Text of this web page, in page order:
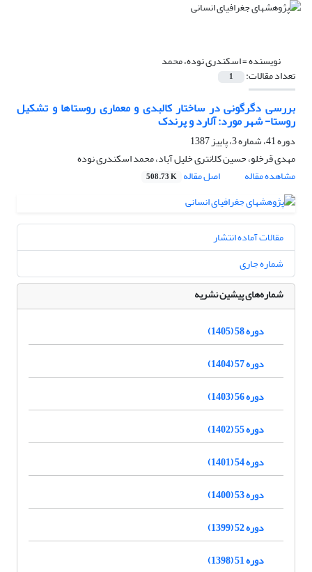
نویسنده =اسکندری نوده، محمد
تعداد مقالات: 1
بررسی دگرگونی در ساختار کالبدی و معماری روستاها و تشکیل
روستا- شهر مورد: آلارد و پرندک
دوره 41، شماره 3، پاییز 1387
مهدی قرخلو، حسین کلانتری خلیل آباد، محمد اسکندری نوده
مشاهده مقاله
اصل مقاله 508.73 K
مقالات آماده انتشار
شماره جاری
شماره‌های پیشین نشریه
دوره 58 (1405)
دوره 57 (1404)
دوره 56 (1403)
دوره 55 (1402)
دوره 54 (1401)
دوره 53 (1400)
دوره 52 (1399)
دوره 51 (1398)